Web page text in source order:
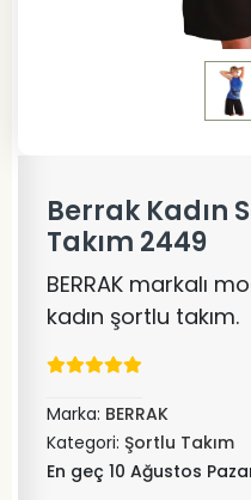
Berrak Kadın
Takım 2449
BERRAK markalı
kadın şortlu takım.
Marka: BERRAK
Kategori: Şortlu Takım
En geç 10 Ağustos